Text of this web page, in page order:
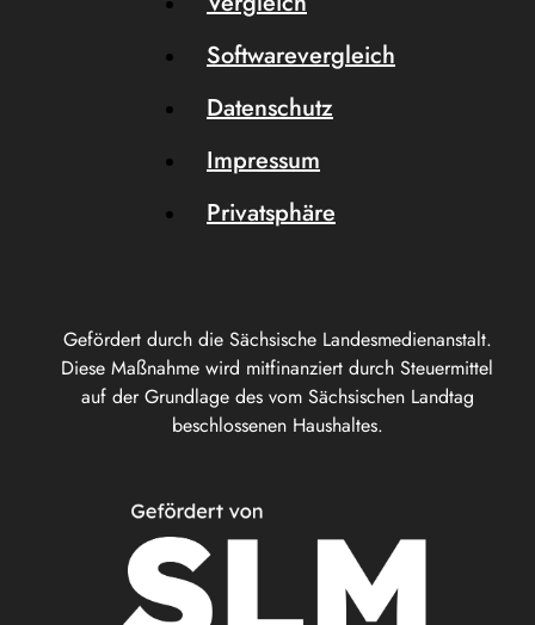
Gefördert durch die Sächsische Landesmedienanstalt.
Diese Maßnahme wird mitfinanziert durch Steuermittel
auf der Grundlage des vom Sächsischen Landtag
beschlossenen Haushaltes.
Softwarevergleich
Datenschutz
Impressum
Privatsphäre